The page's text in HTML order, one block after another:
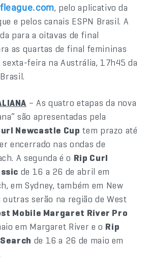
, pelo aplicativo da
e pelos canais ESPN Brasil. A
para a oitavas de final
as quartas de final femininas
sexta-feira na Austrália, 17h45 da
– As quatro etapas da nova
são apresentadas pela
Newcastle Cup tem prazo até
encerrado nas ondas de
A segunda é o Rip Curl
de 16 a 26 de abril em
em Sydney, também em New
outras serão na região de West
Mobile Margaret River Pro
em Margaret River e o Rip
de 16 a 26 de maio em